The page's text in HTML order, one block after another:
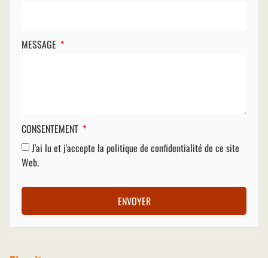
MESSAGE
CONSENTEMENT
J'ai lu et j'accepte la politique de confidentialité de ce site
Web.
ENVOYER